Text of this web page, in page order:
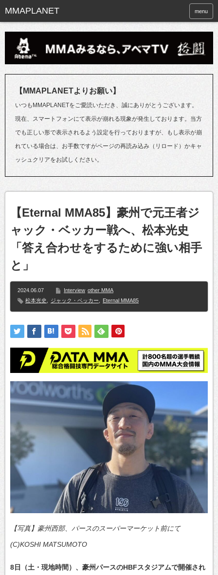
menu
【MMAPLANETよりお願い】
いつもMMAPLANETをご愛読いただき、誠にありがとうございます。
現在、スマートフォンにて表示が崩れる現象が発生しております。当方
でも正しい形で表示されるよう設定を行っておりますが、もし表示が崩
れている場合は、お手数ですがページの再読み込み（リロード）かキャ
ッシュクリアをお試しください。
【Eternal MMA85】豪州で元王者ジ
ャック・ベッカー戦へ、松本光史
「答え合わせをするために強い相手
と」
2024.06.07 Interview other MMA
松本光史
ジャック・ベッカー Eternal MMA85
【写真】豪州西部、パースのスーパーマーケット前にて
(C)KOSHI MATSUMOTO
8日（土・現地時間）、豪州パースのHBFスタジアムで開催され